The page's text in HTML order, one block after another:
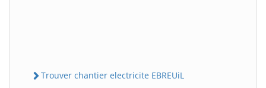
Trouver chantier electricite EBREUiL